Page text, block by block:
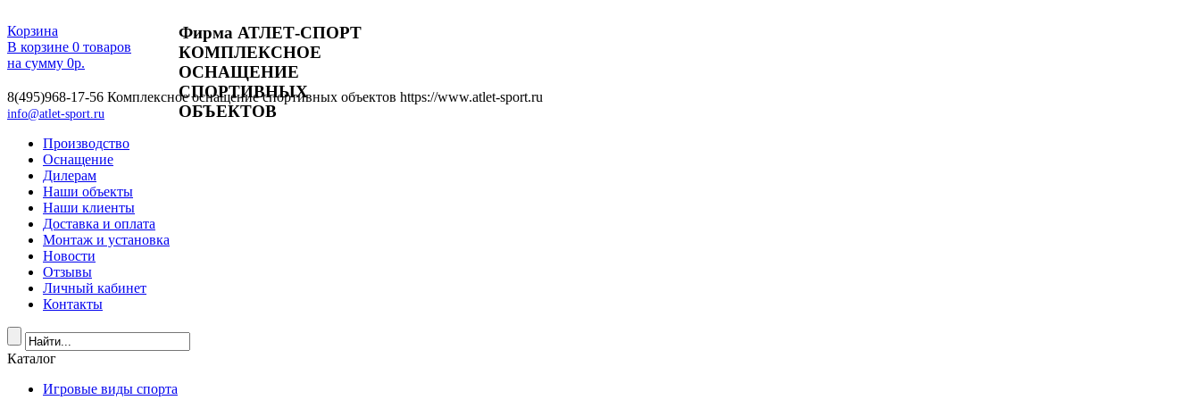
Фирма АТЛЕТ-СПОРТ
КОМПЛЕКСНОЕ
ОСНАЩЕНИЕ
СПОРТИВНЫХ
ОБЪЕКТОВ
Корзина
В корзине 0 товаров
на сумму 0р.
8(495)968-17-56 Комплексное оснащение спортивных объектов https://www.atlet-sport.ru
info@atlet-sport.ru
Производство
Оснащение
Дилерам
Наши объекты
Наши клиенты
Доставка и оплата
Монтаж и установка
Новости
Отзывы
Личный кабинет
Контакты
Каталог
Игровые виды спорта